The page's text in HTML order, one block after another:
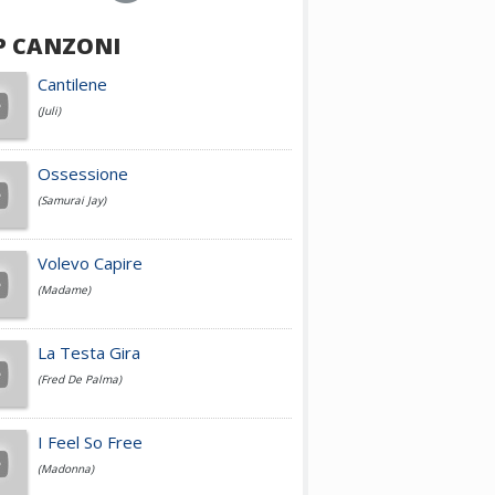
Achille Lauro
Cesare Cremonini
Jovanotti
Fedez
Simone Cristicchi
CANZONI
Cantilene
(Juli)
Ossessione
(Samurai Jay)
Volevo Capire
(Madame)
La Testa Gira
(Fred De Palma)
I Feel So Free
(Madonna)